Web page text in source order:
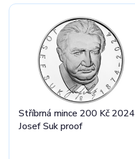
Stříbrná mince 200 Kč 2024
Josef Suk proof